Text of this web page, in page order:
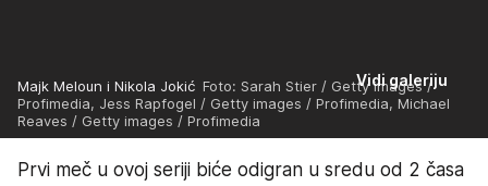
Vidi galeriju
Majk Meloun i Nikola Jokić Foto: Sarah Stier / Getty images /
Profimedia, Jess Rapfogel / Getty images / Profimedia, Michael
Reaves / Getty images / Profimedia
Prvi meč u ovoj seriji biće odigran u sredu od 2 časa